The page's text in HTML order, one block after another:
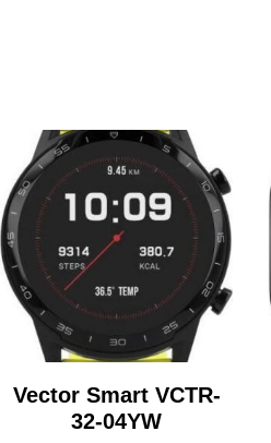
Vector Smart VCTR-
32-04YW